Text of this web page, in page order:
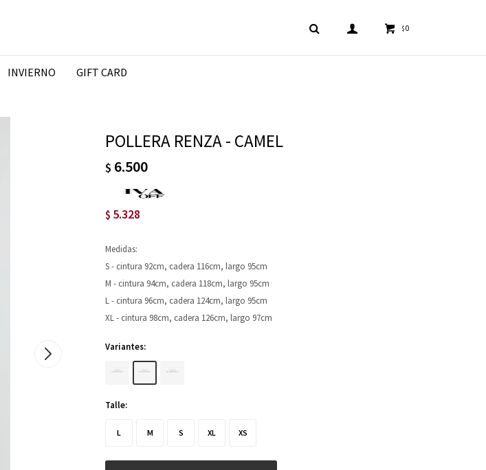
INVIERNO GIFT CARD
$0
POLLERA RENZA - CAMEL
$ 6.500
$ 5.328
Medidas:
S - cintura 92cm, cadera 116cm, largo 95cm
M - cintura 94cm, cadera 118cm, largo 95cm
L - cintura 96cm, cadera 124cm, largo 95cm
XL - cintura 98cm, cadera 126cm, largo 97cm
Variantes:
Talle:
L M S XL XS